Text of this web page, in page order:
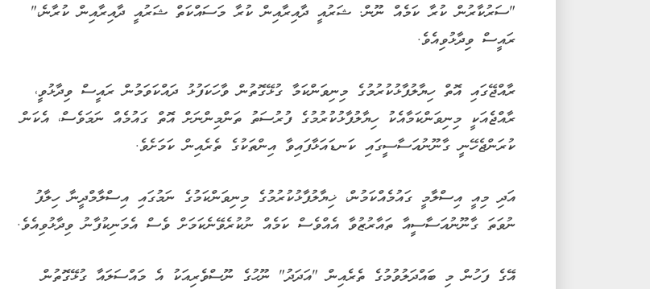
"ސަރުކާރުން ކުރާ ކަމެއް ނޫން. ޝަރުއީ ދާއިރާއިން ކުރާ މަސައްކަތް ޝަރުއީ ދާއިރާއިން ކުރާނެ،"
ރައީސް ވިދާޅުވިއެވެ.
ރާއްޖޭގައި އޮތް ހިޔާލުފާޅުކުރުމުގެ މިނިވަންކަމާ ގުޅޭގޮތުން ވާހަކަފުޅު ދައްކަވަމުން ރައީސް ވިދާޅުވީ،
ރާއްޖެއަކީ މިނިވަންކަމާއެކު ހިޔާލުފާޅުކުރުމުގެ ފުރުސަތު ތަންމިންނަށް އޮތް ގައުމެއް ނަމަވެސް، އެކަން
ކުރަންޖެހޭނީ ގާނޫނުއަސާސީގައި ކަނޑައަޅާފައިވާ އިންތަކުގެ ތެރެއިން ކަމަށެވެ.
އަދި މިއީ އިސްލާމީ ގައުމެއްކަމުން، ޚިޔާލުފާޅުކުރުމުގެ މިނިވަންކަމުގެ ނަމުގައި އިސްލާމްދީނާ ހިލާފު
ނުވަތަ ގާނޫނުއަސާސީއާ ތައާރުޒުވާ އެއްވެސް ކަމެއް ނުކުރެވޭނެކަމަށް ވެސް އެމަނިކުފާނު ވިދާޅުވިއެވެ.
އޭގެ ފަހުން މި ބައްދަލުވުމުގެ ތެރެއިން "އަދަދު" ނޫހުގެ ނޫސްވެރިއަކު އެ މައްސަލައާ ގުޅޭގޮތުން